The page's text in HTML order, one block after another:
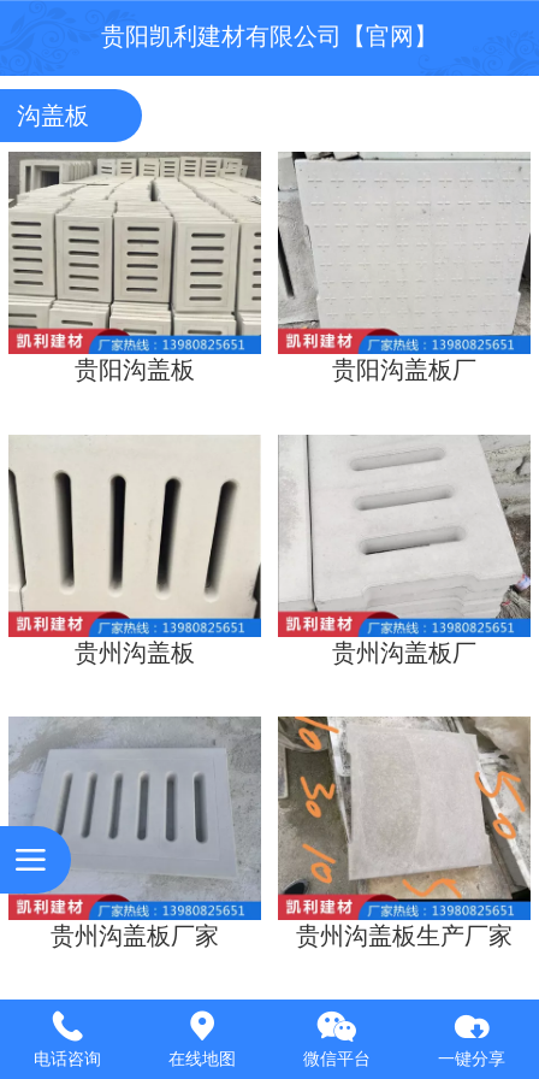
贵阳凯利建材有限公司【官网】
沟盖板
贵阳沟盖板 贵阳沟盖板厂
贵州沟盖板 贵州沟盖板厂
贵州沟盖板厂家 贵州沟盖板生产厂家
电话咨询 在线地图 微信平台 一键分享